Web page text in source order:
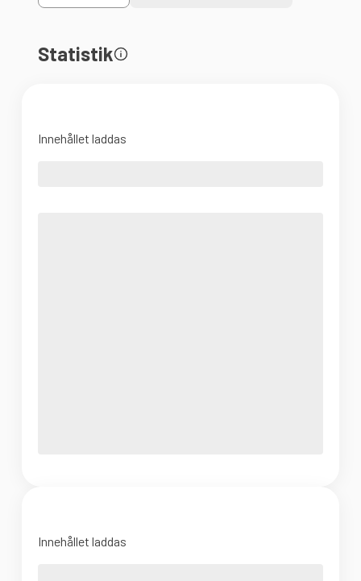
Statistik
Innehållet laddas
Innehållet laddas